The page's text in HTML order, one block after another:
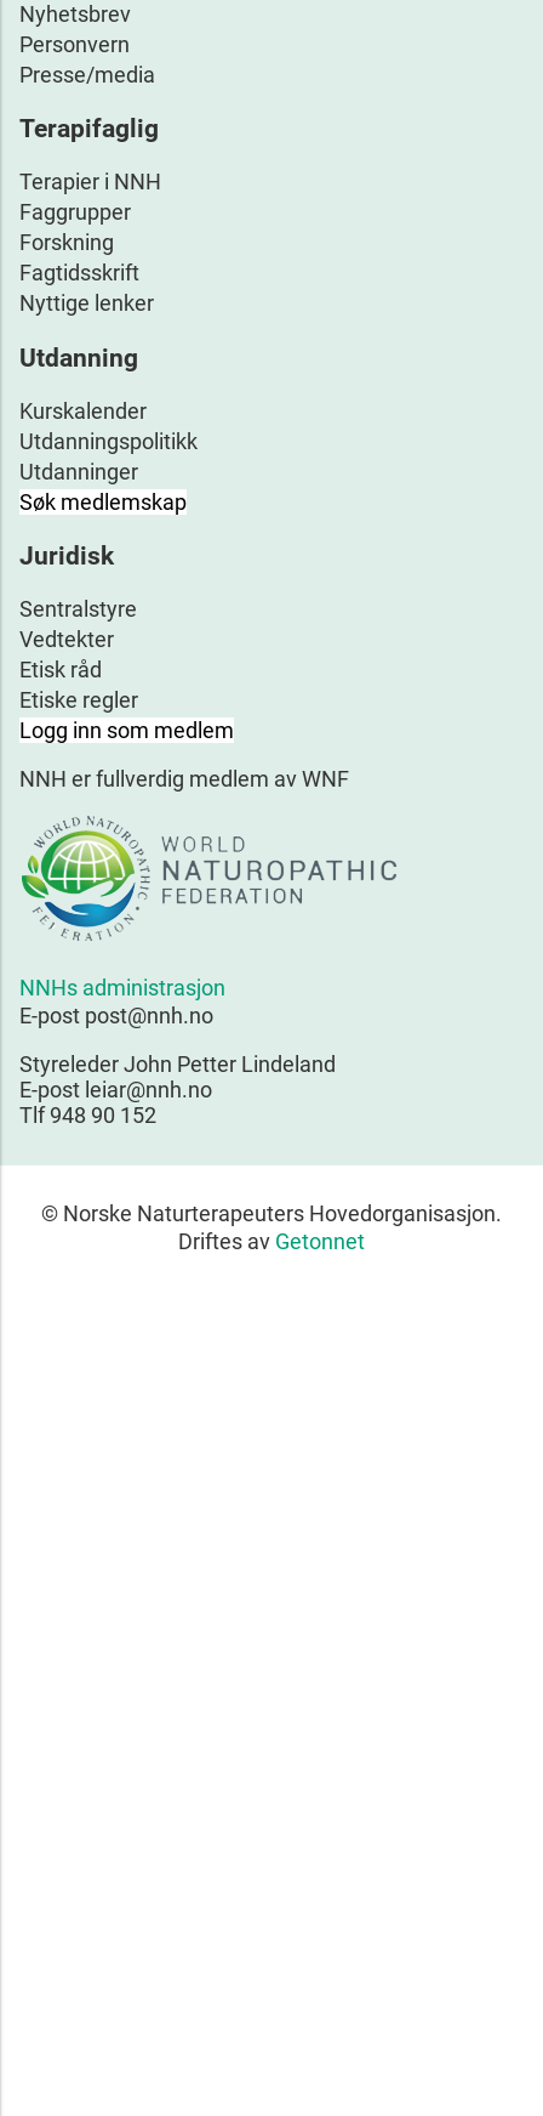
Nyhetsbrev
Personvern
Presse/media
Terapifaglig
Terapier i NNH
Faggrupper
Forskning
Fagtidsskrift
Nyttige lenker
Utdanning
Kurskalender
Utdanningspolitikk
Utdanninger
Søk medlemskap
Juridisk
Sentralstyre
Vedtekter
Etisk råd
Etiske regler
Logg inn som medlem
NNH er fullverdig medlem av WNF
NNHs administrasjon
E-post post@nnh.no
Styreleder John Petter Lindeland
E-post leiar@nnh.no
Tlf 948 90 152
© Norske Naturterapeuters Hovedorganisasjon.
Driftes av Getonnet